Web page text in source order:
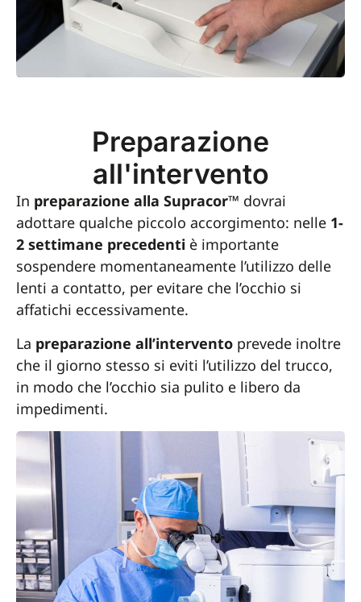
Preparazione
all'intervento
In preparazione alla Supracor™ dovrai
adottare qualche piccolo accorgimento: nelle 1-
2 settimane precedenti è importante
sospendere momentaneamente l’utilizzo delle
lenti a contatto, per evitare che l’occhio si
affatichi eccessivamente.
La preparazione all’intervento prevede inoltre
che il giorno stesso si eviti l’utilizzo del trucco,
in modo che l’occhio sia pulito e libero da
impedimenti.